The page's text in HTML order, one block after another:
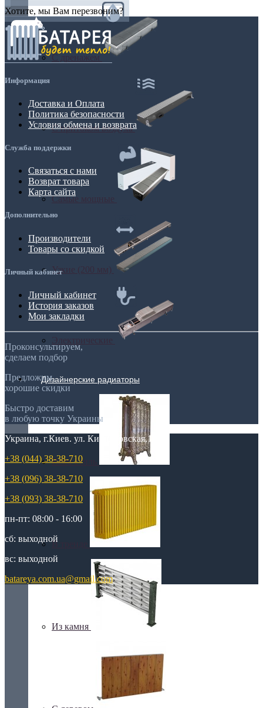
С притоком воздуха
Самые мощные
Узкие (200 мм)
Дизайнерские радиаторы
Retro стиль
В тренде
Из камня
Хотите, мы Вам перезвоним?
Информация
Доставка и Оплата
Политика безопасности
Условия обмена и возврата
Служба поддержки
Связаться с нами
Возврат товара
Карта сайта
Дополнительно
Производители
Товары со скидкой
Личный кабинет
Личный кабинет
История заказов
Мои закладки
Проконсультируем,
сделаем подбор
Предложим
хорошие скидки
Быстро доставим
в любую точку Украины
Украина, г.Киев. ул. Кирилловская,160А
+38 (044) 38-38-710
+38 (096) 38-38-710
+38 (093) 38-38-710
пн-пт: 08:00 - 16:00
сб: выходной
вс: выходной
batareya.com.ua@gmail.com